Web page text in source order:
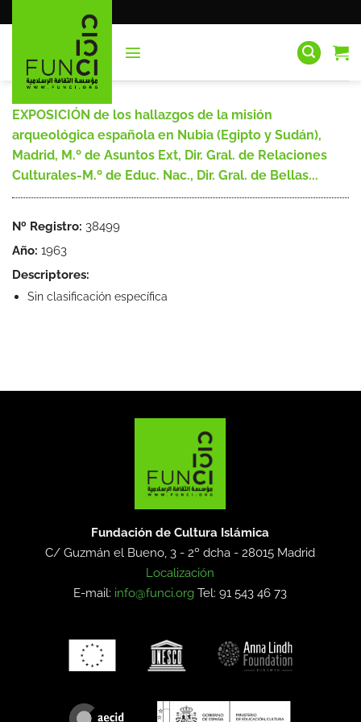
al
EXPOSICIÓN de los hallazgos de la misión
arqueológica española en Nubia (Egipto y Sudán),
Madrid, M.º de Asuntos Ext, Dir. Gral. de Relaciones
Culturales-M.º de Educ. Nac., Dir. Gral. de Bellas...
Nº Registro: 38499
Año: 1963
Descriptores:
Sin clasificación específica
Fundación de Cultura Islámica
C/ Guzmán el Bueno, 3 - 2º dcha -28015 Madrid
Localización
E-mail: info@funci.org Tel: 91 543 46 73